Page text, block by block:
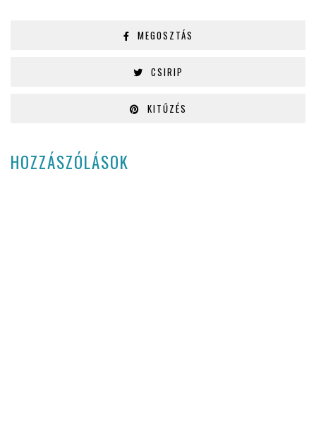
MEGOSZTÁS
CSIRIP
KITŰZÉS
HOZZÁSZÓLÁSOK